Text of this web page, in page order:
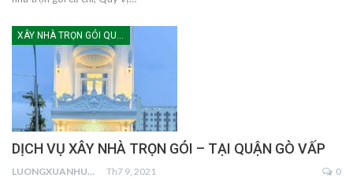
DỊCH VỤ XÂY NHÀ TRỌN GÓI – TẠI QUẬN GÒ VẤP
LUONGXUANHUNG Th7 9, 2021 0